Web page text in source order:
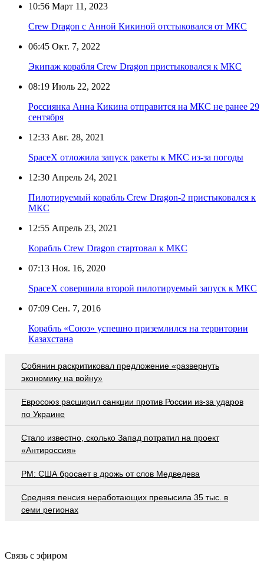
10:56 Март 11, 2023
Crew Dragon с Анной Кикиной отстыковался от МКС
06:45 Окт. 7, 2022
Экипаж корабля Crew Dragon пристыковался к МКС
08:19 Июль 22, 2022
Россиянка Анна Кикина отправится на МКС не ранее 29
сентября
12:33 Авг. 28, 2021
SpaceX отложила запуск ракеты к МКС из-за погоды
12:30 Апрель 24, 2021
Пилотируемый корабль Crew Dragon-2 пристыковался к
МКС
12:55 Апрель 23, 2021
Корабль Crew Dragon стартовал к МКС
07:13 Ноя. 16, 2020
SpaceX совершила второй пилотируемый запуск к МКС
07:09 Сен. 7, 2016
Корабль «Союз» успешно приземлился на территории
Казахстана
Собянин раскритиковал предложение «развернуть
экономику на войну»
Евросоюз расширил санкции против России из-за ударов
по Украине
Стало известно, сколько Запад потратил на проект
«Антироссия»
PM: США бросает в дрожь от слов Медведева
Средняя пенсия неработающих превысила 35 тыс. в
семи регионах
Связь с эфиром